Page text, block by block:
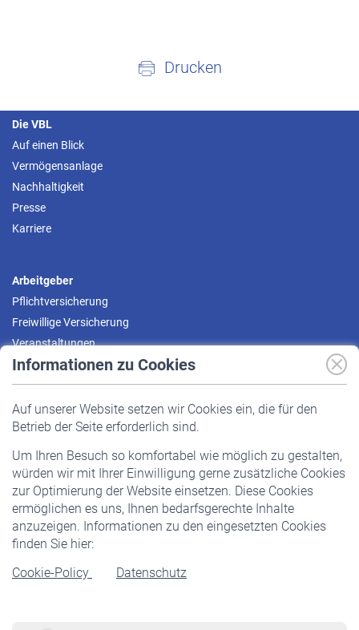
Informationen zu Cookies
Auf unserer Website setzen wir Cookies ein, die für den
Betrieb der Seite erforderlich sind.
Um Ihren Besuch so komfortabel wie möglich zu gestalten,
würden wir mit Ihrer Einwilligung gerne zusätzliche Cookies
zur Optimierung der Website einsetzen. Diese Cookies
ermöglichen es uns, Ihnen bedarfsgerechte Inhalte
anzuzeigen. Informationen zu den eingesetzten Cookies
finden Sie hier:
Cookie-Policy
Datenschutz
Drucken
Die VBL
Auf einen Blick
Vermögensanlage
Nachhaltigkeit
Presse
Karriere
Arbeitgeber
Pflichtversicherung
Freiwillige Versicherung
Veranstaltungen
Pflichtversicherung
Staatliche Förderung
Veranstaltungen
Rentner
Rentenbeginn
Rente beantragen